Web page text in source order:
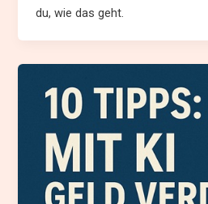
du, wie das geht.